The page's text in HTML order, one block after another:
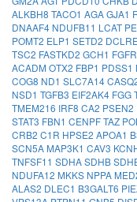
ALKBH8 TACO1 AGAGJA1
DNAAF4 NDUFB11 LCAT
POMT2 ELP1 SETD2
TSC2 FASTKD2 GCH1
ACADM OTX2 FBP1 PDSS1
COG8 ND1 SLC7A14
NSD1 TGFB3 EIF2AK4 FGG
TMEM216 IRF8 CA2 PSEN2
STAT3 FBN1 CENPFTAZ
CRB2 C1R HPSE2 APOA1
SCN5A MAP3K1 CAV3
TNFSF11 SDHASDHB
NDUFA12 MKKS NPPA
ALAS2 DLEC1 B3GALT6